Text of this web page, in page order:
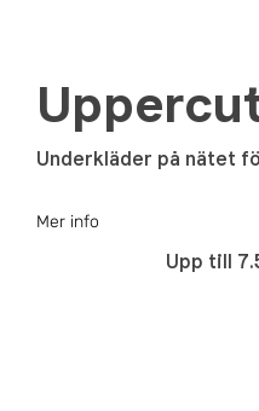
Underkläder på nätet
Mer info
Upp till